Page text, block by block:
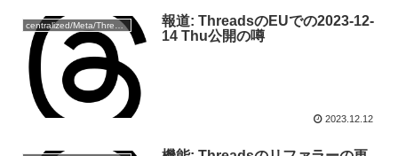
centralized/Meta/Threads
報道: ThreadsのEUでの2023-12-
14 Thu公開の噂
2023.12.12